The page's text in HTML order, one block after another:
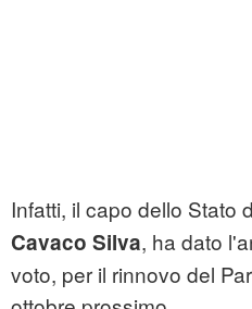
Infatti, il capo dello Stato
Cavaco Silva, ha dato
voto, per il rinnovo del